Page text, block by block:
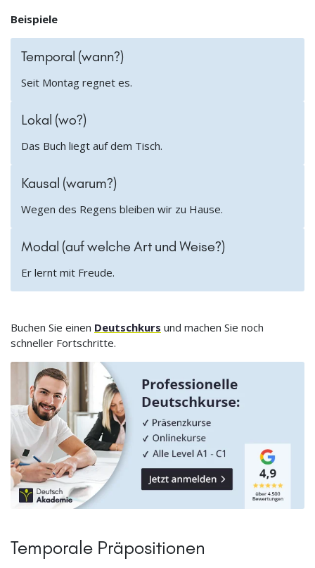
Beispiele
Temporal (wann?)
Seit Montag regnet es.
Lokal (wo?)
Das Buch liegt auf dem Tisch.
Kausal (warum?)
Wegen des Regens bleiben wir zu Hause.
Modal (auf welche Art und Weise?)
Er lernt mit Freude.
Buchen Sie einen Deutschkurs und machen Sie noch
schneller Fortschritte.
Temporale Präpositionen